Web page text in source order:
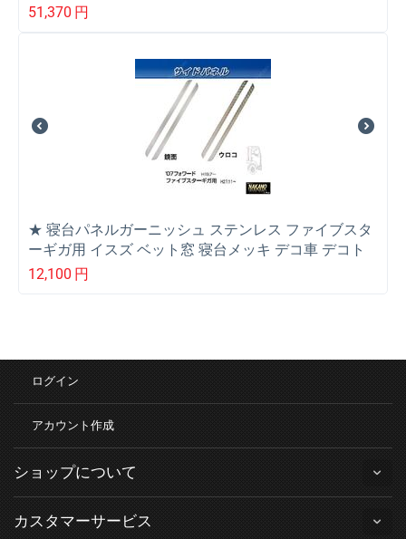
51,370 円
★ 寝台パネルガーニッシュ ステンレス ファイブスタ
ーギガ用 イスズ ベット窓 寝台メッキ デコ車 デコト
ラ
12,100 円
ログイン
アカウント作成
ショップについて
カスタマーサービス